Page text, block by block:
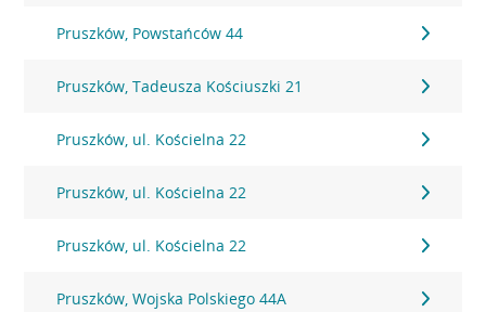
Pruszków, Powstańców 44
Pruszków, Tadeusza Kościuszki 21
Pruszków, ul. Kościelna 22
Pruszków, ul. Kościelna 22
Pruszków, ul. Kościelna 22
Pruszków, Wojska Polskiego 44A